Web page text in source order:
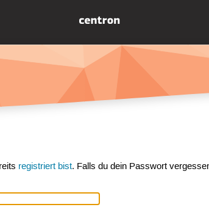
registriert bist. Falls du dein Passwort